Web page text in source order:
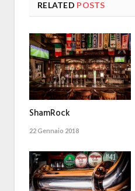
RELATED POSTS
ShamRock
22 Gennaio 2018